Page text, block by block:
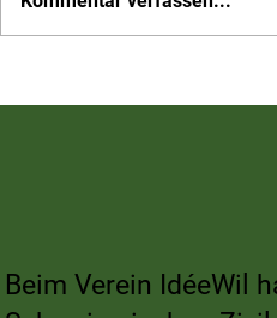
Rebstein zum Schweizer
Beim Verein IdéeWil